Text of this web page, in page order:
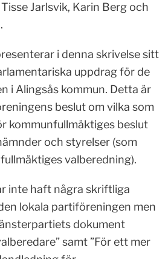
Jarlsvik, Karin Berg och
i denna skrivelse sitt
uppdrag för de
i Alingsås kommun. Detta är
beslut om vilka som
kommunfullmäktiges beslut
och styrelser (som
valberedning).
inte haft några skriftliga
lokala partiföreningen men
dokument
samt ”För ett mer